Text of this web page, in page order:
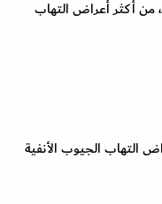
أكثر أعراض التهاب
التهاب الجيوب الأنفية